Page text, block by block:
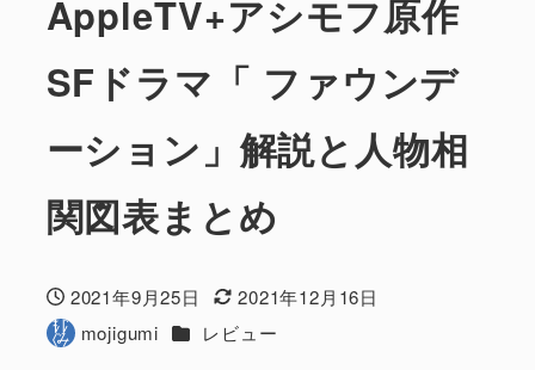
AppleTV+アシモフ原作
SFドラマ「 ファウンデ
ーション」解説と人物相
関図表まとめ
投稿日
2021年9月25日
更新日
2021年12月16日
著
mojigumi カテゴリー
レビュー